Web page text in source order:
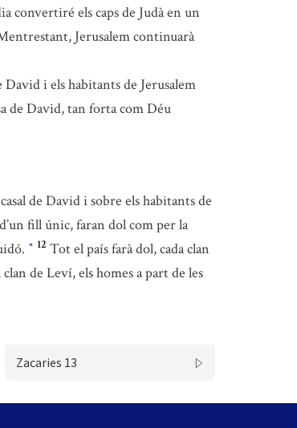
convertiré els caps de Judà en un
Jerusalem continuarà
i els habitants de Jerusalem
de David, tan forta com Déu
de David i sobre els habitants de
fill únic, faran dol com per la
* 12 Tot el país farà dol, cada clan
de Leví, els homes a part de les
Zacaries 13